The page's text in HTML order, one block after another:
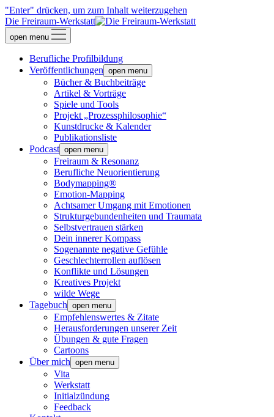
"Enter" drücken, um zum Inhalt weiterzugehen
Die Freiraum-Werkstatt
open menu
Berufliche Profilbildung
Veröffentlichungen open menu
Bücher & Buchbeiträge
Artikel & Vorträge
Spiele und Tools
Projekt „Prozessphilosophie“
Kunstdrucke & Kalender
Publikationsliste
Podcast open menu
Freiraum & Resonanz
Berufliche Neuorientierung
Bodymapping®
Emotion-Mapping
Achtsamer Umgang mit Emotionen
Strukturgebundenheiten und Traumata
Selbstvertrauen stärken
Dein innerer Kompass
Sogenannte negative Gefühle
Geschlechterrollen auflösen
Konflikte und Lösungen
Kreatives Projekt
wilde Wege
Tagebuch open menu
Empfehlenswertes & Zitate
Herausforderungen unserer Zeit
Übungen & gute Fragen
Cartoons
Über mich open menu
Vita
Werkstatt
Initialzündung
Feedback